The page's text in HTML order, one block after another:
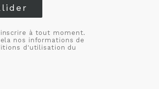
à tout moment.
nos informations de
d'utilisation du